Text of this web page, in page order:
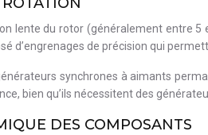
lente du rotor (généralement entre
d’engrenages de précision qui
synchrones à aimants
bien qu’ils nécessitent des
DES COMPOSANTS